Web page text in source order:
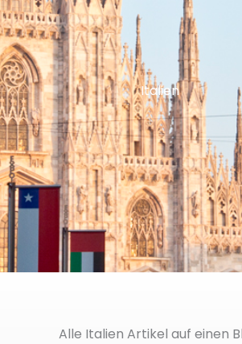
Italien
Alle Italien Artikel auf einen